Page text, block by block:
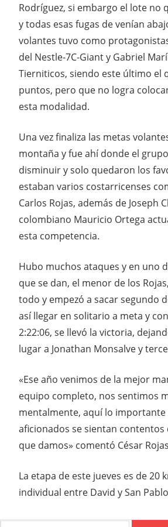
Rodríguez, si embargo el lote no
y todas esas fugas de venían
volantes tuvo como
del Nestle-7C-Giant y Gabriel
Tierniticos, siendo este último el
puntos, pero que no logra
esta modalidad.
Una vez finaliza las metas
montaña y fue ahí donde el
disminuir y solo quedaron los
estaban varios costarricenses
Carlos Rojas, además de Joseph
colombiano Mauricio Ortega
esta competencia.
Hubo muchos ataques y en uno
que se dan, el menor de los
todo y empezó a sacar segundo
así llegar en solitario a meta y
2:22:06, se llevó la victoria,
lugar a Jonathan Monsalve y
«Ese año venimos de la mejor
equipo completo, nos sentimos
mentalmente, aquí lo importante
aficionados se sientan contentos
que damos» comentó César
La etapa de este jueves es de 20
individual entre David y San